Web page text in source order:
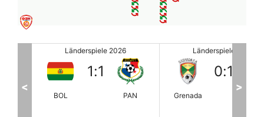
Länderspiele 2026
Grenada
0:1
JAM
Länderspiele 2026
PAN
0:1
< >